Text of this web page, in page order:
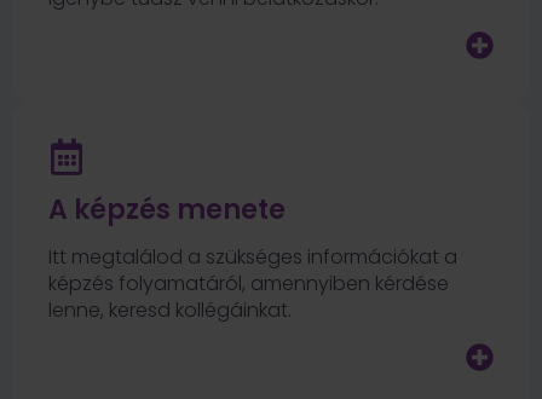
A képzés menete
Itt megtalálod a szükséges információkat a
képzés folyamatáról, amennyiben kérdése
lenne, keresd kollégáinkat.